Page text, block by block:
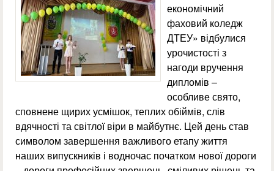
економічний
фаховий коледж
ДТЕУ» відбулися
урочистості з
нагоди вручення
дипломів –
особливе свято,
сповнене щирих усмішок, теплих обіймів, слів
вдячності та світлої віри в майбутнє. Цей день став
символом завершення важливого етапу життя
наших випускників і водночас початком нової дороги